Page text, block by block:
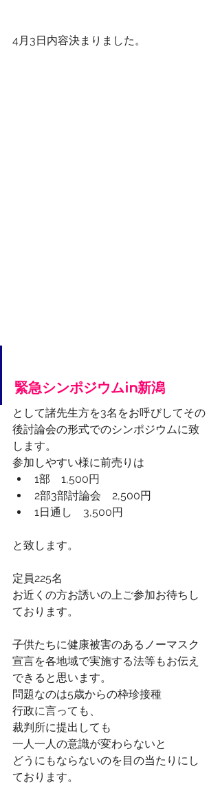
4月3日内容決まりました。
緊急シンポジウムin新潟
として諸先生方を3名をお呼びしてその
後討論会の形式でのシンポジウムに致
します。
参加しやすい様に前売りは
1部　1,500円
2部3部討論会　2,500円
1日通し　3,500円
と致します。
定員225名
お近くの方お誘いの上ご参加お待ちし
ております。
子供たちに健康被害のあるノーマスク
宣言を各地域で実施する法等もお伝え
できると思います。
問題なのは5歳からの枠珍接種
行政に言っても、
裁判所に提出しても
一人一人の意識が変わらないと
どうにもならないのを目の当たりにし
ております。